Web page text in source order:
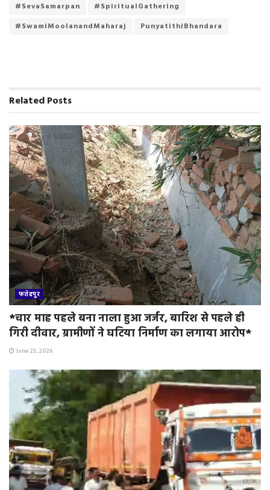
b
o
t
e
l
s
A
t
t
F
e
#SevaSamarpan
#SpiritualGathering
#SwamiMoolanandMaharaj
PunyatithiBhandara
RelatedPosts
फतेहपुर
*चार माह पहले बना नाला हुआ जर्जर, बारिश से पहले ही
गिरी दीवार, ग्रामीणों ने घटिया निर्माण का लगाया आरोप*
June 23, 2026